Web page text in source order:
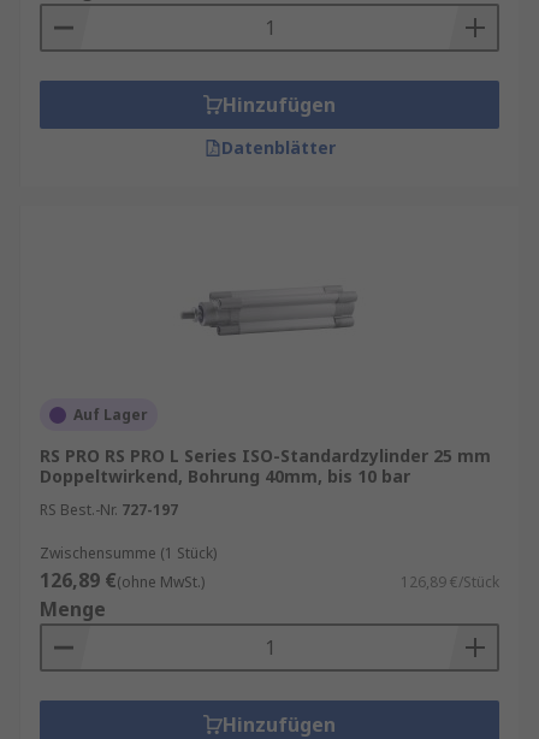
Hinzufügen
Datenblätter
Auf Lager
RS PRO RS PRO L Series ISO-Standardzylinder 25 mm
Doppeltwirkend, Bohrung 40mm, bis 10 bar
RS Best.-Nr. 727-197
Zwischensumme (1 Stück)
126,89 €(ohne MwSt.) 126,89 €/Stück
Menge
Hinzufügen